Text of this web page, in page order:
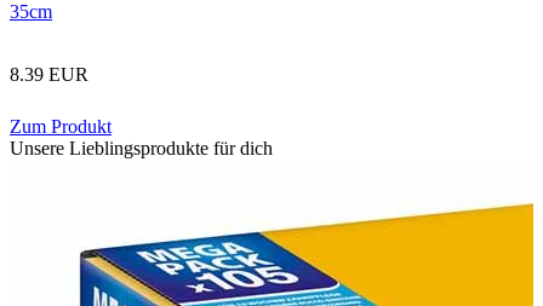
35cm
8.39 EUR
Zum Produkt
Unsere Lieblingsprodukte für dich